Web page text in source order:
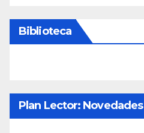
Biblioteca
Plan Lector: Novedades